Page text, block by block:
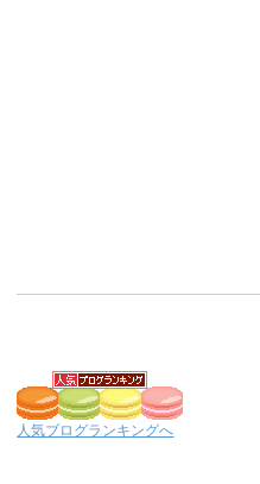
人気ブログランキングへ